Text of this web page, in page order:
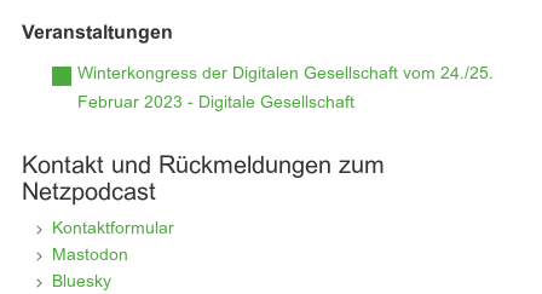
Veranstaltungen
Winterkongress der Digitalen Gesellschaft vom 24./25.
Februar 2023 - Digitale Gesellschaft
Kontakt und Rückmeldungen zum
Netzpodcast
Kontaktformular
Mastodon
Bluesky